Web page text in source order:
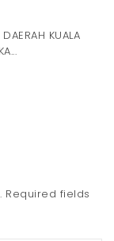
KUALA
Required fields